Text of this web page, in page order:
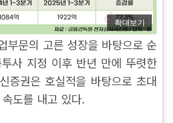
확대보기
부문의 고른 성장을 바탕으로 순
사 지정 이후 반년 만에 뚜렷한
증권은 호실적을 바탕으로 초대
도를 내고 있다.